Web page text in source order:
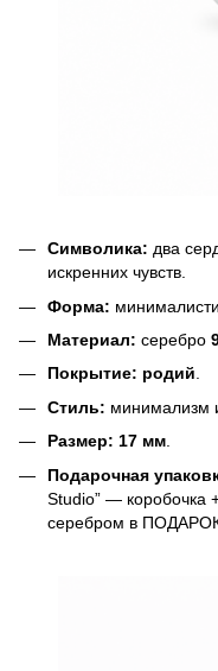
Символика: два
искренних чувств.
Форма:
Материал: серебро
Покрытие: родий.
Стиль: минимализм
Размер: 17 мм.
Подарочная
Studio” — коробочка
серебром в ПОДАРОК